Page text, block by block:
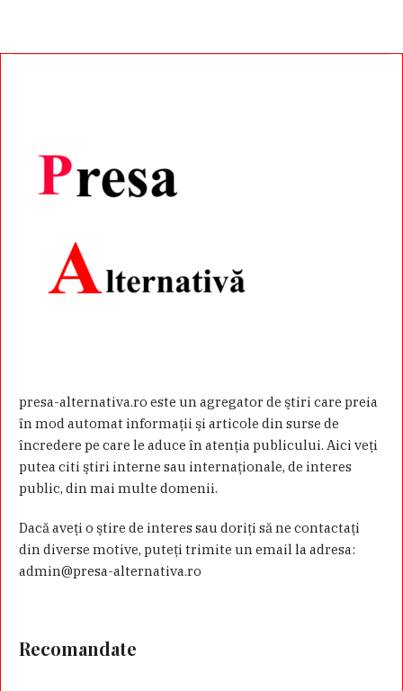
presa-alternativa.ro este un agregator de ştiri care preia
în mod automat informaţii şi articole din surse de
încredere pe care le aduce în atenţia publicului. Aici veţi
putea citi ştiri interne sau internaţionale, de interes
public, din mai multe domenii.
Dacă aveţi o ştire de interes sau doriţi să ne contactaţi
din diverse motive, puteţi trimite un email la adresa:
admin@presa-alternativa.ro
Recomandate